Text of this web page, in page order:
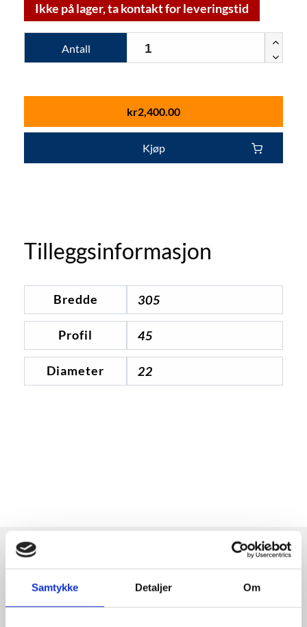
Samtykke Detaljer Om
Ikke på lager, ta kontakt for leveringstid
Antall
kr2,400.00
Kjøp
Tilleggsinformasjon
Bredde 305
Profil 45
Diameter 22
Relaterte produkter